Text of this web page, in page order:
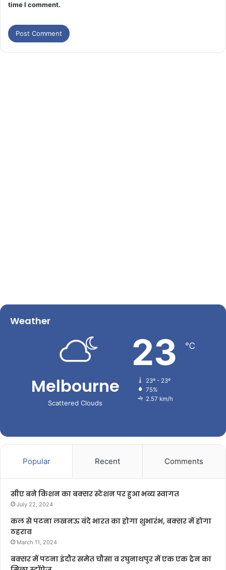
time I comment.
Weather
Melbourne
Scattered Clouds
23 ℃
23º - 23º
75%
2.57 km/h
Popular Recent Comments
सीए बने किशन का बक्सर स्टेशन पर हुआ भव्य स्वागत
July 22, 2024
कल से पटना लखनऊ वंदे भारत का होगा शुभारंभ, बक्सर में होगा
ठहराव
March 11, 2024
बक्सर में पटना इंदौर समेत चौसा व रघुनाथपुर में एक एक ट्रेन का